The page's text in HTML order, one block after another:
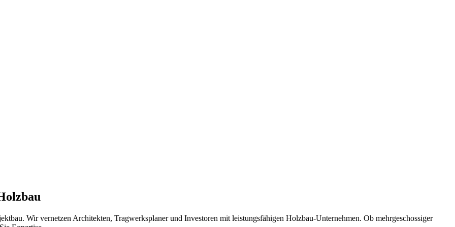
Wir vernetzen Architekten, Tragwerksplaner und Investoren mit leistungsfähigen Holzbau-Unternehmen. Ob mehrgeschossiger